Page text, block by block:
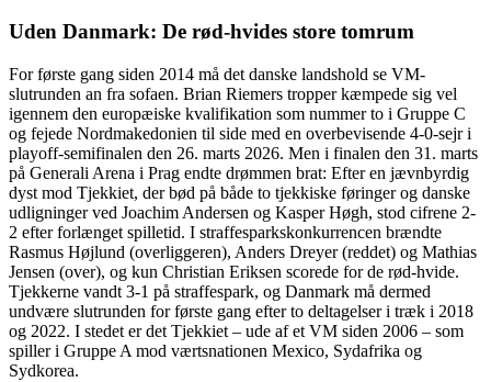
Uden Danmark: De rød-hvides store tomrum
For første gang siden 2014 må det danske landshold se VM-
slutrunden an fra sofaen. Brian Riemers tropper kæmpede sig vel
igennem den europæiske kvalifikation som nummer to i Gruppe C
og fejede Nordmakedonien til side med en overbevisende 4-0-sejr i
playoff-semifinalen den 26. marts 2026. Men i finalen den 31. marts
på Generali Arena i Prag endte drømmen brat: Efter en jævnbyrdig
dyst mod Tjekkiet, der bød på både to tjekkiske føringer og danske
udligninger ved Joachim Andersen og Kasper Høgh, stod cifrene 2-
2 efter forlænget spilletid. I straffesparkskonkurrencen brændte
Rasmus Højlund (overliggeren), Anders Dreyer (reddet) og Mathias
Jensen (over), og kun Christian Eriksen scorede for de rød-hvide.
Tjekkerne vandt 3-1 på straffespark, og Danmark må dermed
undvære slutrunden for første gang efter to deltagelser i træk i 2018
og 2022. I stedet er det Tjekkiet – ude af et VM siden 2006 – som
spiller i Gruppe A mod værtsnationen Mexico, Sydafrika og
Sydkorea.